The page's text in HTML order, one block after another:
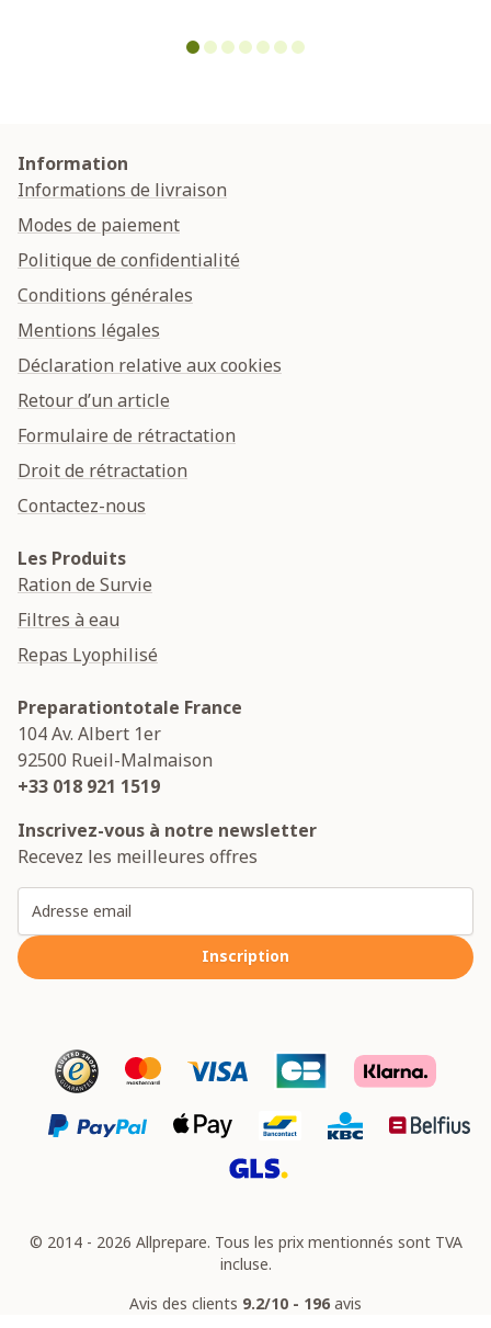
Information
Informations de livraison
Modes de paiement
Politique de confidentialité
Conditions générales
Mentions légales
Déclaration relative aux cookies
Retour d’un article
Formulaire de rétractation
Droit de rétractation
Contactez-nous
Les Produits
Ration de Survie
Filtres à eau
Repas Lyophilisé
Preparationtotale France
104 Av. Albert 1er
92500 Rueil-Malmaison
+33 018 921 1519
Inscrivez-vous à notre newsletter
Recevez les meilleures offres
Inscription
© 2014 - 2026 Allprepare. Tous les prix mentionnés sont TVA
incluse.
Avis des clients 9.2/10 - 196 avis